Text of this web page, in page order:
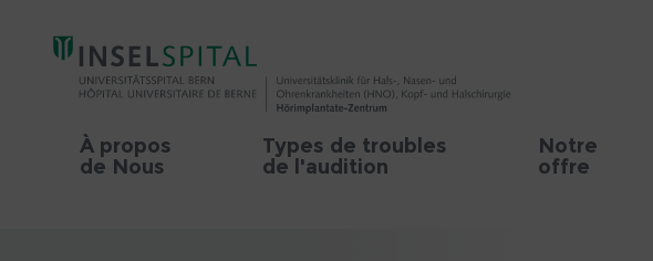
À propos
de Nous
Types de troubles
de l'audition
Notre
offre